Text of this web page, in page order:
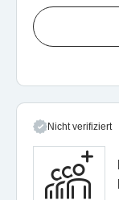
Nicht verifiziert